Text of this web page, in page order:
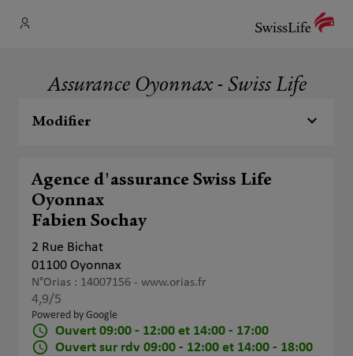
Assurance Oyonnax - Swiss Life
Modifier
Agence d'assurance Swiss Life
Oyonnax
Fabien Sochay
2 Rue Bichat
01100 Oyonnax
N°Orias : 14007156 - www.orias.fr
4,9/5
Powered by Google
Ouvert 09:00 - 12:00 et 14:00 - 17:00
Ouvert sur rdv 09:00 - 12:00 et 14:00 - 18:00